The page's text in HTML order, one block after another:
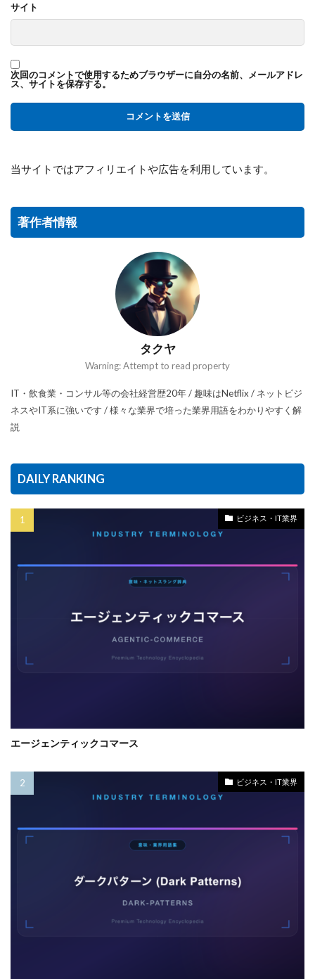
サイト
次回のコメントで使用するためブラウザーに自分の名前、メールアドレ
ス、サイトを保存する。
当サイトではアフィリエイトや広告を利用しています。
著作者情報
タクヤ
Warning: Attempt to read property
IT・飲食業・コンサル等の会社経営歴20年 / 趣味はNetflix / ネットビジ
ネスやIT系に強いです / 様々な業界で培った業界用語をわかりやすく解
説
DAILY RANKING
ビジネス・IT業界
エージェンティックコマース
ビジネス・IT業界